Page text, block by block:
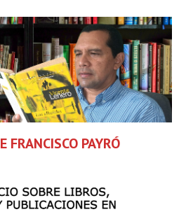
FRANCISCO PAYRÓ